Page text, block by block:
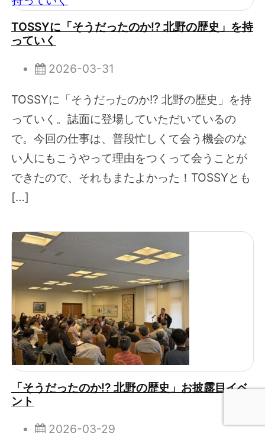
TOSSYに「そうだったのか!? 北野の歴史」を持
っていく
2026-03-31
TOSSYに「そうだったのか!? 北野の歴史」を持
っていく。誌面に登場していただいているの
で。今回の仕事は、普段忙しくて会う機会のな
い人にもこうやって理由をつくって会うことが
できたので、それもまたよかった！TOSSYとも
[…]
「そうだったのか!? 北野の歴史」お披露目イベ
ント
2026-03-29